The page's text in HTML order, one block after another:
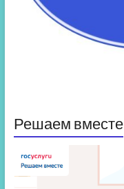
Решаем вместе